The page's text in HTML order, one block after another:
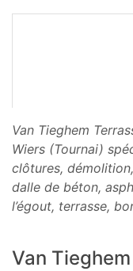
Van Tieghem
Wiers (Tournai)
clôtures,
dalle de béton,
l’égout, terrasse,
Van